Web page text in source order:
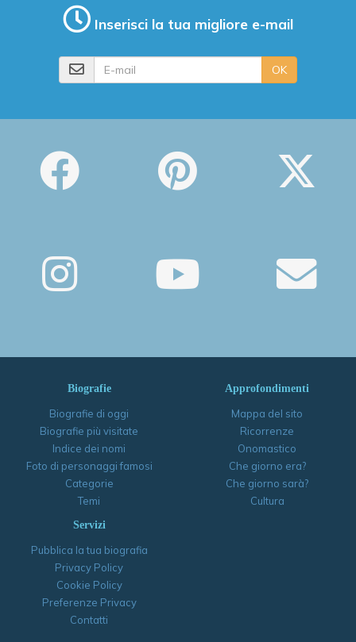
Inserisci la tua migliore e-mail
OK
Biografie
Biografie di oggi
Biografie più visitate
Indice dei nomi
Foto di personaggi famosi
Categorie
Temi
Approfondimenti
Mappa del sito
Ricorrenze
Onomastico
Che giorno era?
Che giorno sarà?
Cultura
Servizi
Pubblica la tua biografia
Privacy Policy
Cookie Policy
Preferenze Privacy
Contatti